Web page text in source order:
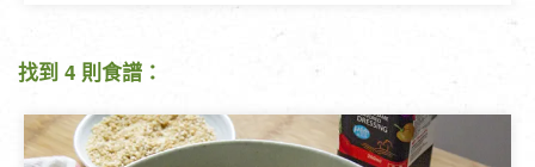
找到 4 則食譜：